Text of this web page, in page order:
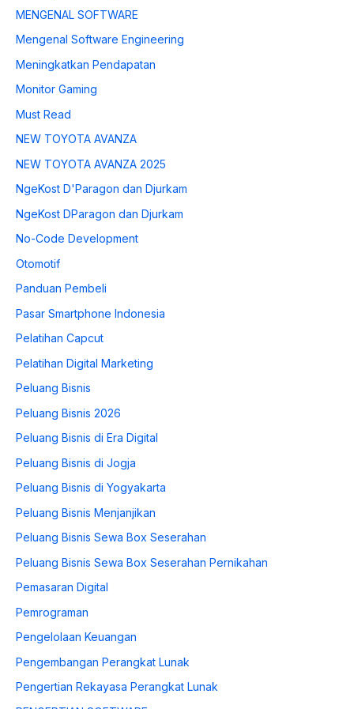
MENGENAL SOFTWARE
Mengenal Software Engineering
Meningkatkan Pendapatan
Monitor Gaming
Must Read
NEW TOYOTA AVANZA
NEW TOYOTA AVANZA 2025
NgeKost D'Paragon dan Djurkam
NgeKost DParagon dan Djurkam
No-Code Development
Otomotif
Panduan Pembeli
Pasar Smartphone Indonesia
Pelatihan Capcut
Pelatihan Digital Marketing
Peluang Bisnis
Peluang Bisnis 2026
Peluang Bisnis di Era Digital
Peluang Bisnis di Jogja
Peluang Bisnis di Yogyakarta
Peluang Bisnis Menjanjikan
Peluang Bisnis Sewa Box Seserahan
Peluang Bisnis Sewa Box Seserahan Pernikahan
Pemasaran Digital
Pemrograman
Pengelolaan Keuangan
Pengembangan Perangkat Lunak
Pengertian Rekayasa Perangkat Lunak